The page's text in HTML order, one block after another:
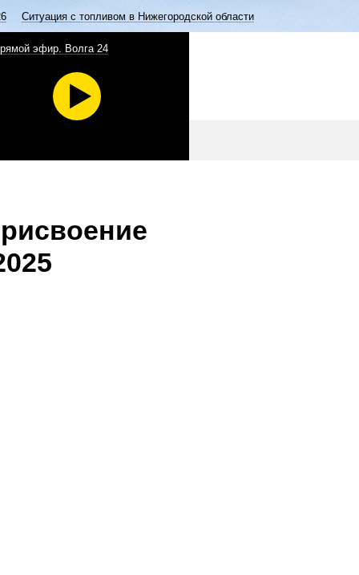
Ситуация с топливом в Нижегородской области
эфир. Волга 24